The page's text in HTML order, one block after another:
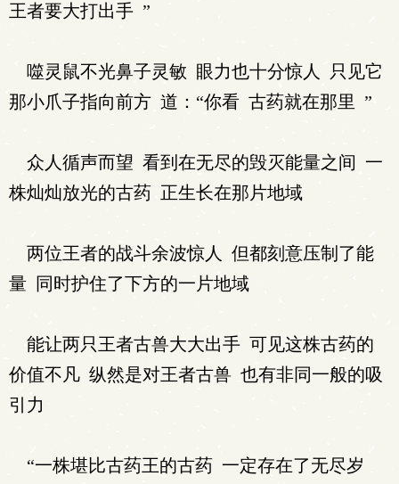
王者要大打出手 ”
噬灵鼠不光鼻子灵敏 眼力也十分惊人 只见它
那小爪子指向前方 道：“你看 古药就在那里 ”
众人循声而望 看到在无尽的毁灭能量之间 一
株灿灿放光的古药 正生长在那片地域
两位王者的战斗余波惊人 但都刻意压制了能
量 同时护住了下方的一片地域
能让两只王者古兽大大出手 可见这株古药的
价值不凡 纵然是对王者古兽 也有非同一般的吸
引力
“一株堪比古药王的古药 一定存在了无尽岁